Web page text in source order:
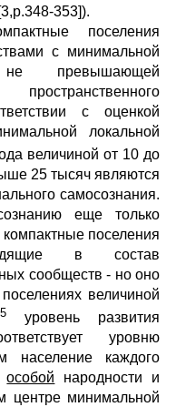
353]).
поселения
с минимальной
не превышающей
с оценкой
локальной
величиной от 10 до
25 тысяч являются
самосознания.
еще только
компактные поселения
в состав
сообществ - но оно
величиной
уровень развития
уровню
население каждого
особой народности и
центре минимальной